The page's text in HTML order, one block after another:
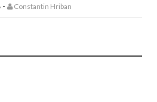
- Constantin Hriban